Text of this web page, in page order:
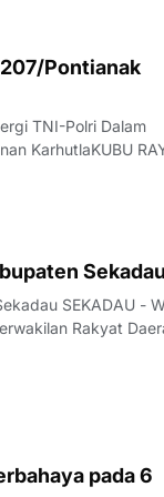
Pontianak
TNI-Polri Dalam
KarhutlaKUBU
di Kabupaten Kubu
Sekadau
SEKADAU -
Rakyat
Umum
pada 6